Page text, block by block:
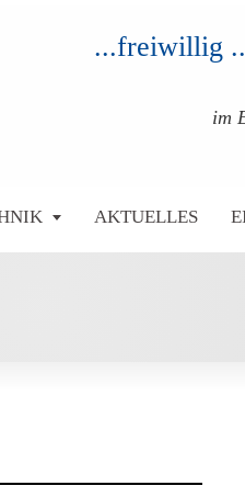
...freiwillig
im
AKTUELLES